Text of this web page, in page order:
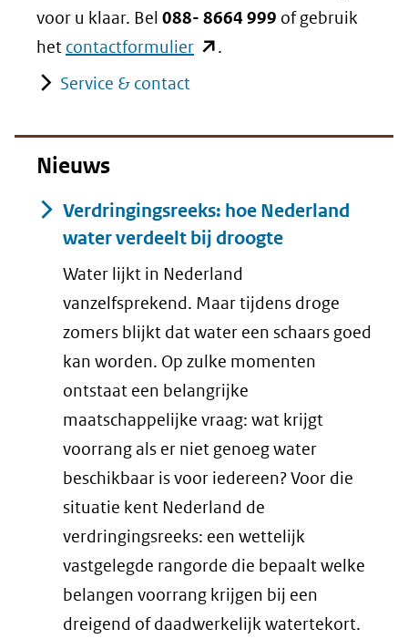
voor u klaar. Bel 088- 8664 999 of gebruik
het contactformulier(opent
venster)
een
andere
website)
.
Service & contact
Nieuws
Verdringingsreeks: hoe Nederland
water verdeelt bij droogte
Water lijkt in Nederland
vanzelfsprekend. Maar tijdens droge
zomers blijkt dat water een schaars goed
kan worden. Op zulke momenten
ontstaat een belangrijke
maatschappelijke vraag: wat krijgt
voorrang als er niet genoeg water
beschikbaar is voor iedereen? Voor die
situatie kent Nederland de
verdringingsreeks: een wettelijk
vastgelegde rangorde die bepaalt welke
belangen voorrang krijgen bij een
dreigend of daadwerkelijk watertekort.